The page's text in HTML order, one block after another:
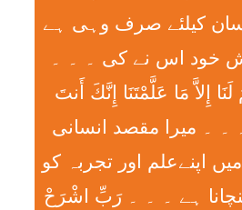
کیلئے صرف وہی ہے
اس نے کی ۔ ۔ ۔
إِلاَّ مَا عَلَّمْتَنَا إِنَّكَ أَنتَ
۔ ۔ ۔ ميرا مقصد انسانی
اپنےعلم اور تجربہ کو
ہے ۔ ۔ ۔ رَبِّ اشْرَحْ